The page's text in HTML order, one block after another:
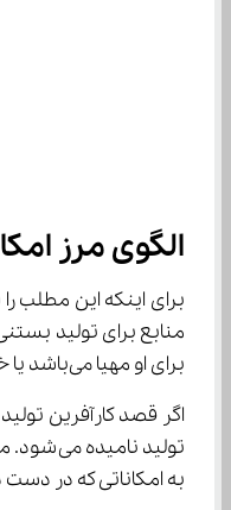
الگوی مرز
برای اینکه این مطلب را بهتر و راحت‌تر
برای او مهیا می‌باشد یا خیر.
تولید نامیده می‌شود. معلم هنگام
به امکاناتی که در دست دارد قادر به